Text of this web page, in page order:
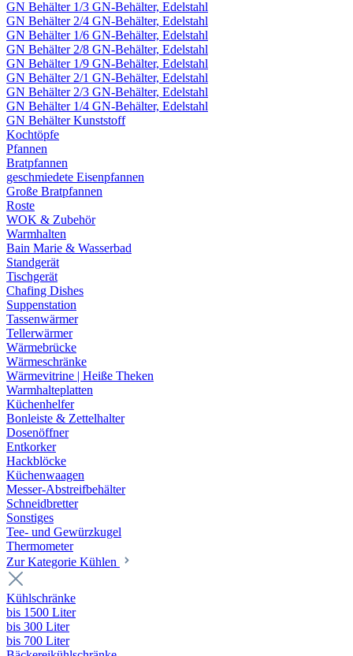
GN Behälter 1/3 GN-Behälter, Edelstahl
GN Behälter 2/4 GN-Behälter, Edelstahl
GN Behälter 1/6 GN-Behälter, Edelstahl
GN Behälter 2/8 GN-Behälter, Edelstahl
GN Behälter 1/9 GN-Behälter, Edelstahl
GN Behälter 2/1 GN-Behälter, Edelstahl
GN Behälter 2/3 GN-Behälter, Edelstahl
GN Behälter 1/4 GN-Behälter, Edelstahl
GN Behälter Kunststoff
Kochtöpfe
Pfannen
Bratpfannen
geschmiedete Eisenpfannen
Große Bratpfannen
Roste
WOK & Zubehör
Warmhalten
Bain Marie & Wasserbad
Standgerät
Tischgerät
Chafing Dishes
Suppenstation
Tassenwärmer
Tellerwärmer
Wärmebrücke
Wärmeschränke
Wärmevitrine | Heiße Theken
Warmhalteplatten
Küchenhelfer
Bonleiste & Zettelhalter
Dosenöffner
Entkorker
Hackblöcke
Küchenwaagen
Messer-Abstreifbehälter
Schneidbretter
Sonstiges
Tee- und Gewürzkugel
Thermometer
Zur Kategorie Kühlen
Kühlschränke
bis 1500 Liter
bis 300 Liter
bis 700 Liter